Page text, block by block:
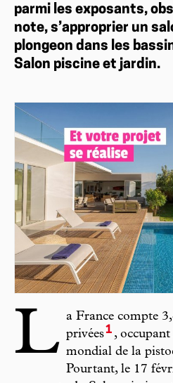
parmi les exposants,
note, s’approprier un
plongeon dans les
Salon piscine et jardin.
L
a France compte
privées1 ,
mondial de la
Pourtant, le 17